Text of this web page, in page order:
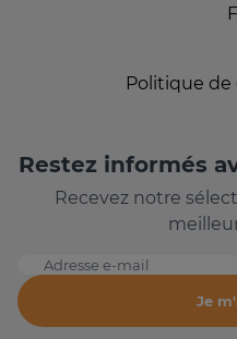
Politique
Restez informés
Recevez notre
Adresse e-mail
Je